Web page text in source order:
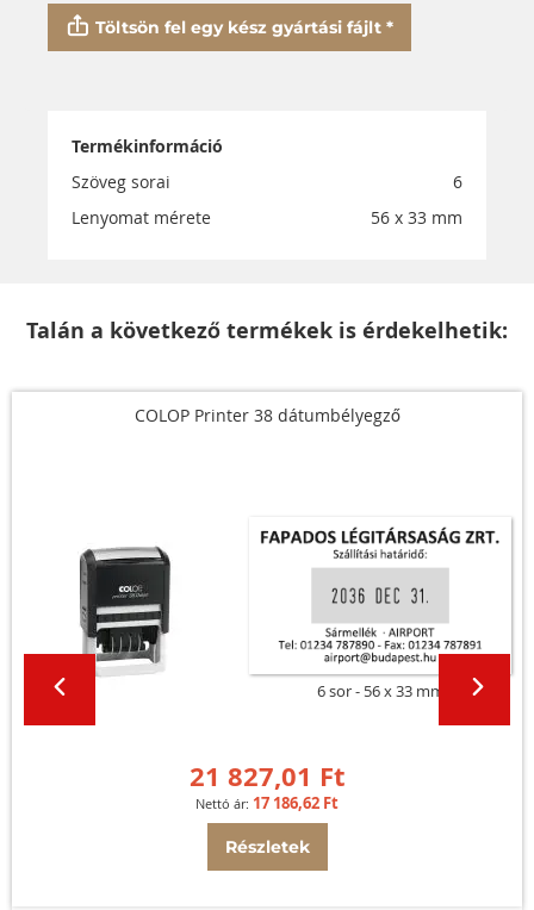
Töltsön fel egy kész gyártási fájlt *
Termékinformáció
Szöveg sorai
6
Lenyomat mérete
56 x 33 mm
Talán a következő termékek is érdekelhetik:
COLOP Printer 38 dátumbélyegző
6 sor 56 x 33 mm
21 827,01 Ft
17 186,62 Ft
Részletek